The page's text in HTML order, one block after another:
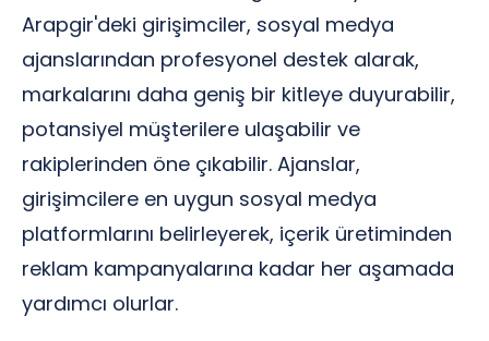
Arapgir'deki girişimciler, sosyal medya
ajanslarından profesyonel destek alarak,
markalarını daha geniş bir kitleye duyurabilir,
potansiyel müşterilere ulaşabilir ve
rakiplerinden öne çıkabilir. Ajanslar,
girişimcilere en uygun sosyal medya
platformlarını belirleyerek, içerik üretiminden
reklam kampanyalarına kadar her aşamada
yardımcı olurlar.